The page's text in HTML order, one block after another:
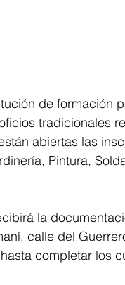
de formación
tradicionales
abiertas las
Pintura,
la
calle del
completar los